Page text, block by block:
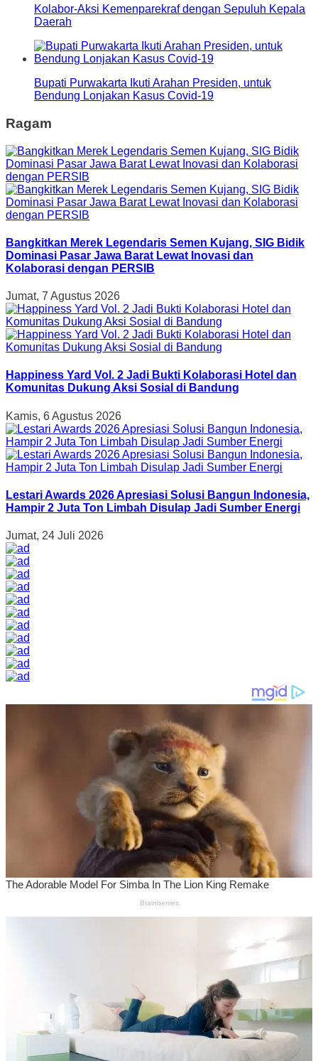
Kolabor-Aksi Kemenparekraf dengan Sepuluh Kepala
Daerah
Bupati Purwakarta Ikuti Arahan Presiden, untuk
Bendung Lonjakan Kasus Covid-19
Ragam
Bangkitkan Merek Legendaris Semen Kujang, SIG Bidik
Dominasi Pasar Jawa Barat Lewat Inovasi dan
Kolaborasi dengan PERSIB
Jumat, 7 Agustus 2026
Happiness Yard Vol. 2 Jadi Bukti Kolaborasi Hotel dan
Komunitas Dukung Aksi Sosial di Bandung
Kamis, 6 Agustus 2026
Lestari Awards 2026 Apresiasi Solusi Bangun Indonesia,
Hampir 2 Juta Ton Limbah Disulap Jadi Sumber Energi
Jumat, 24 Juli 2026